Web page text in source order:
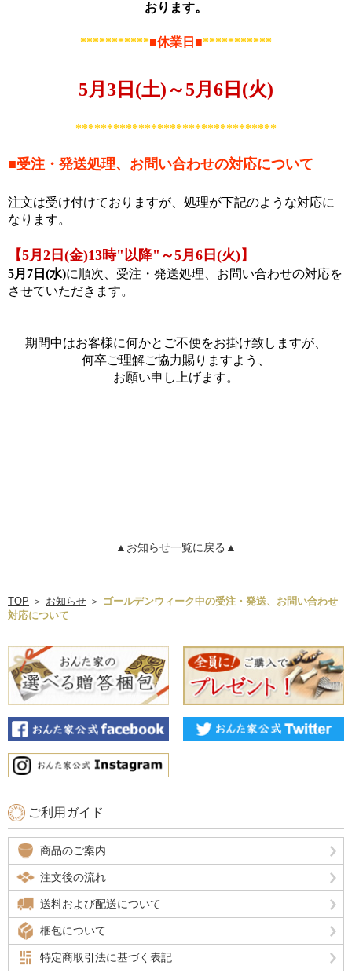
おります。
***********■休業日 ■***********
5月3日(土)～5月6日(火)
********************************
■受注・発送処理、お問い合わせの対応について
注文は受け付けておりますが、処理が下記のような対応に
なります。
【5月2日(金)13時"以降"～5月6日(火)】
5月7日(水)に順次、受注・発送処理、お問い合わせの対応を
させていただきます。
期間中はお客様に何かとご不便をお掛け致しますが、
何卒ご理解ご協力賜りますよう、
お願い申し上げます。
▲お知らせ一覧に戻る▲
TOP ＞ お知らせ ＞ ゴールデンウィーク中の受注・発送、お問い合わせ
対応について
ご利用ガイド
商品のご案内
注文後の流れ
送料および配送について
梱包について
特定商取引法に基づく表記